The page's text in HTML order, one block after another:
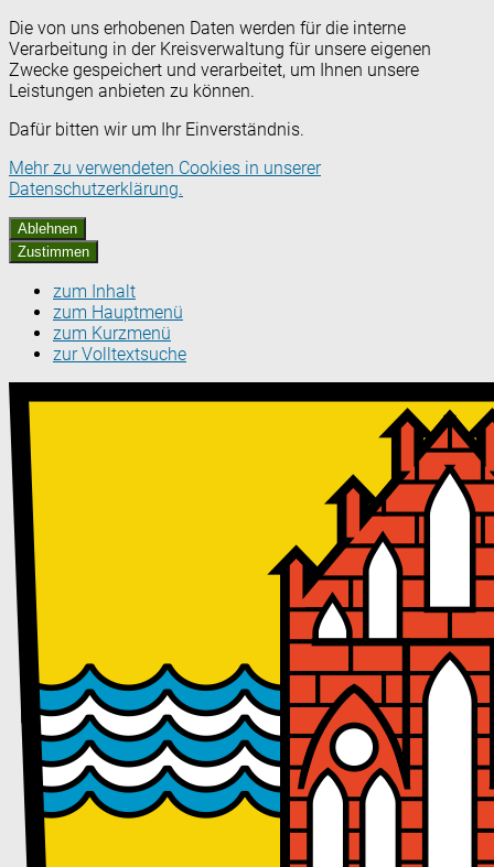
Die von uns erhobenen Daten werden für die interne
Verarbeitung in der Kreisverwaltung für unsere eigenen
Zwecke gespeichert und verarbeitet, um Ihnen unsere
Leistungen anbieten zu können.
Dafür bitten wir um Ihr Einverständnis.
Mehr zu verwendeten Cookies in unserer
Datenschutzerklärung.
Ablehnen
Zustimmen
zum Inhalt
zum Hauptmenü
zum Kurzmenü
zur Volltextsuche